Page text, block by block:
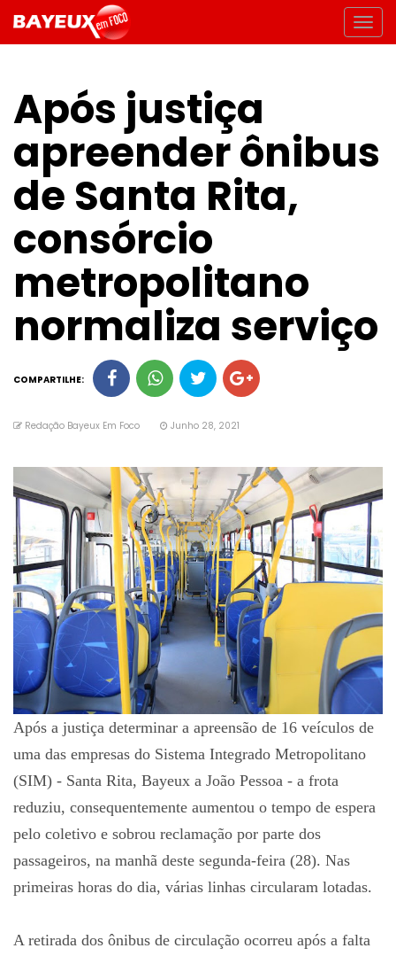
Após justiça
apreender ônibus
de Santa Rita,
consórcio
metropolitano
normaliza serviço
COMPARTILHE:
Redação Bayeux Em Foco Junho 28, 2021
Após a justiça determinar a apreensão de 16 veículos de
uma das empresas do Sistema Integrado Metropolitano
(SIM) - Santa Rita, Bayeux a João Pessoa - a frota
reduziu, consequentemente aumentou o tempo de espera
pelo coletivo e sobrou reclamação por parte dos
passageiros, na manhã deste segunda-feira (28). Nas
primeiras horas do dia, várias linhas circularam lotadas.
A retirada dos ônibus de circulação ocorreu após a falta